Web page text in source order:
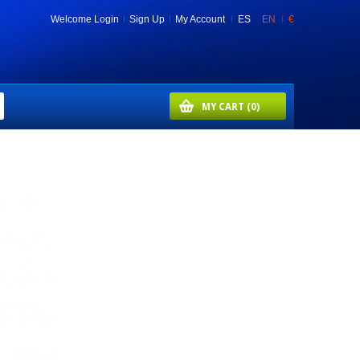
€
ES EN
WelcomeLogin Sign Up My Account
MY CART (0)